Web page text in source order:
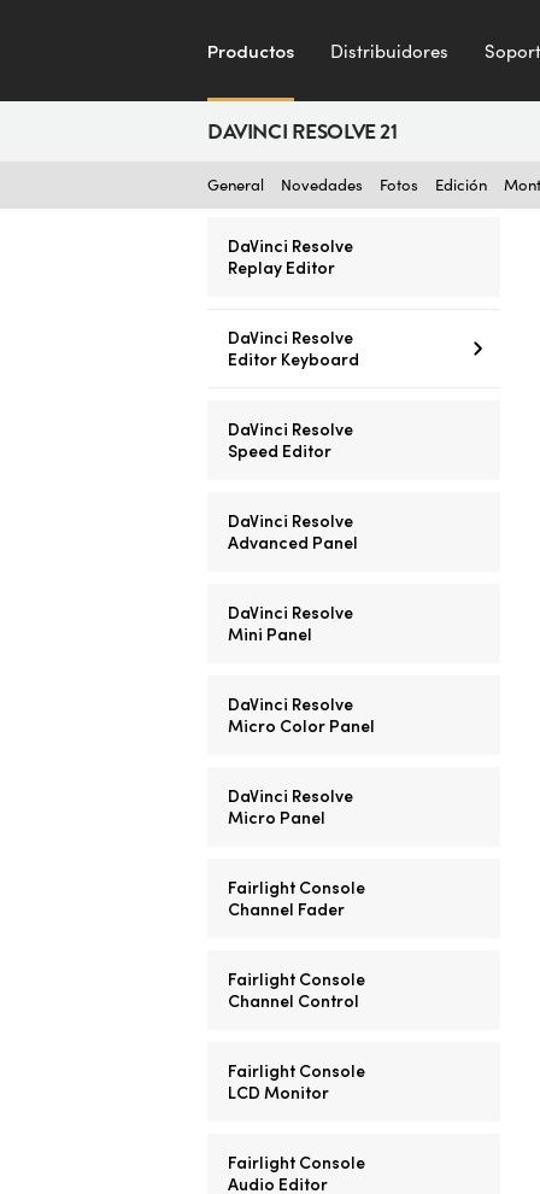
Productos Distribuidores
DAVINCI RESOLVE 21
General Novedades Fotos Edición
DaVinci Resolve
Replay Editor
DaVinci Resolve
Editor Keyboard
DaVinci Resolve
Speed Editor
DaVinci Resolve
Advanced Panel
DaVinci Resolve
Mini Panel
DaVinci Resolve
Micro Color Panel
DaVinci Resolve
Micro Panel
Fairlight Console
Channel Fader
Fairlight Console
Channel Control
Fairlight Console
LCD Monitor
Fairlight Console
Audio Editor